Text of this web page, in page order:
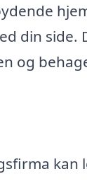
din side.
og
kan